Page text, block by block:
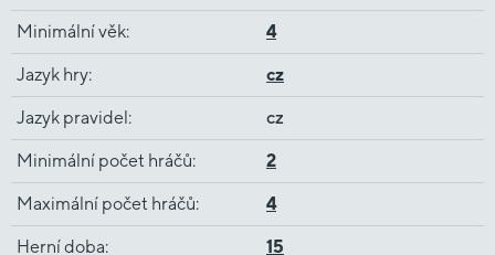
Minimální věk: 4
Jazyk hry: cz
Jazyk pravidel: cz
Minimální počet hráčů: 2
Maximální počet hráčů: 4
Herní doba: 15